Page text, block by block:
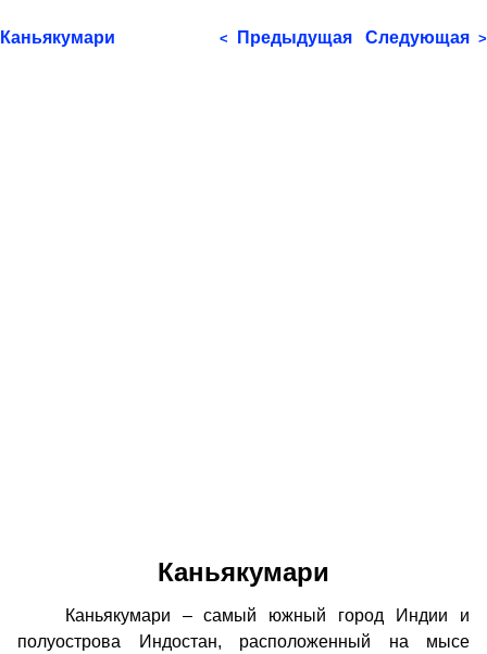
Каньякумари < Предыдущая Следующая >
Каньякумари
Каньякумари – самый южный город Индии и
полуострова Индостан, расположенный на мысе